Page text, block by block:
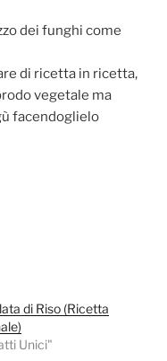
dei funghi come
di ricetta in ricetta,
vegetale ma
facendoglielo
di Riso (Ricetta
Unici"